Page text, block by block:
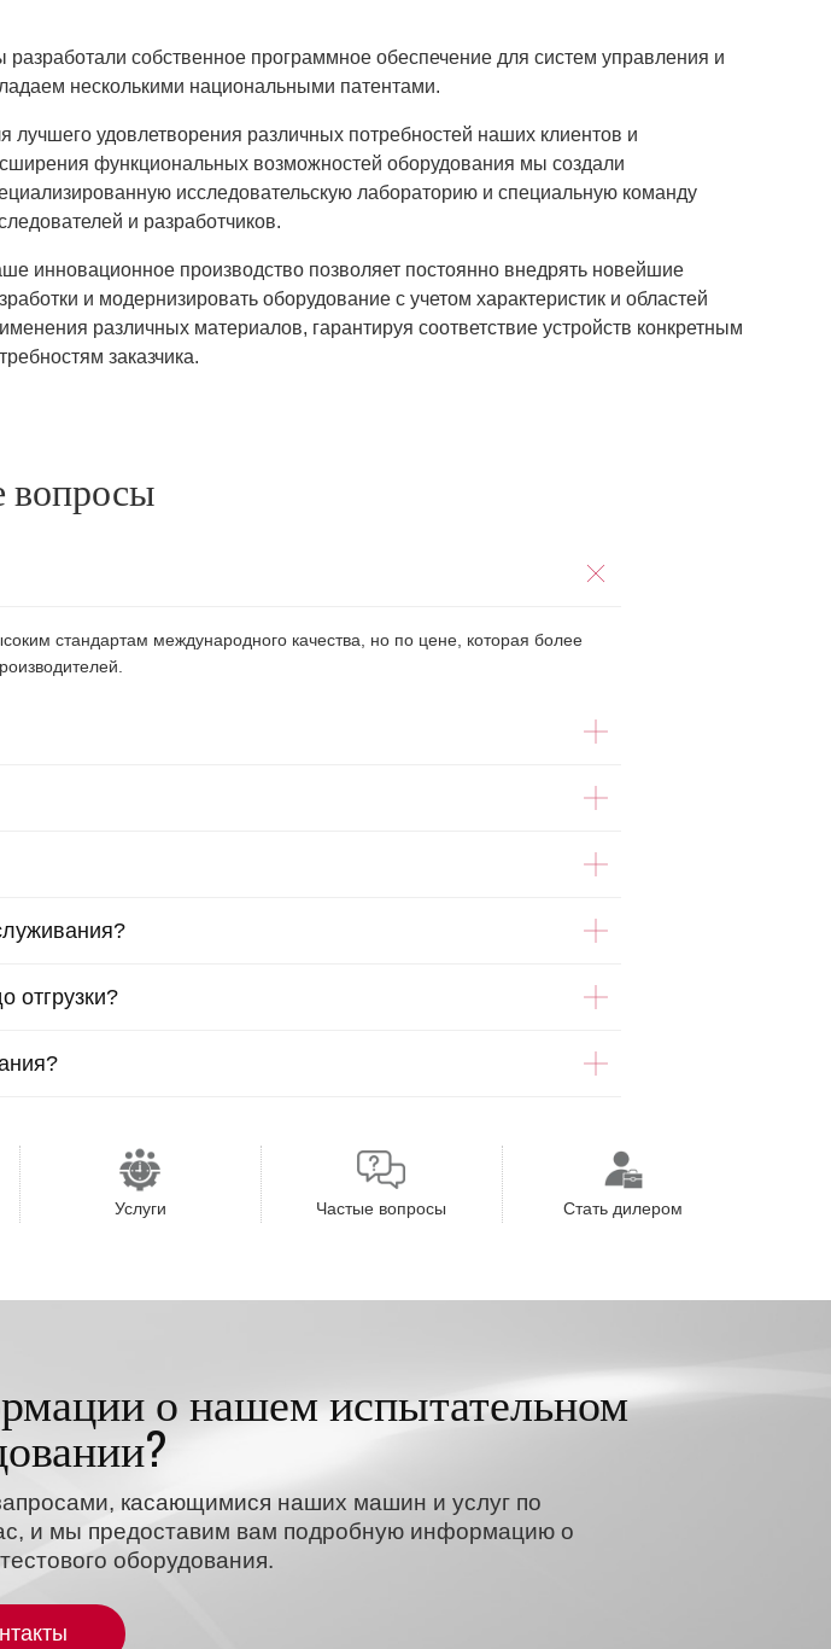
разработали собственное программное обеспечение для систем управления и
несколькими национальными патентами.
лучшего удовлетворения различных потребностей наших клиентов и
функциональных возможностей оборудования мы создали
исследовательскую лабораторию и специальную команду
и разработчиков.
инновационное производство позволяет постоянно внедрять новейшие
и модернизировать оборудование с учетом характеристик и областей
различных материалов, гарантируя соответствие устройств конкретным
заказчика.
вопросы
стандартам международного качества, но по цене, которая более
отгрузки?
Услуги Частые вопросы Стать дилером
о нашем испытательном
касающимися наших машин и услуг по
и мы предоставим вам подробную информацию о
оборудования.